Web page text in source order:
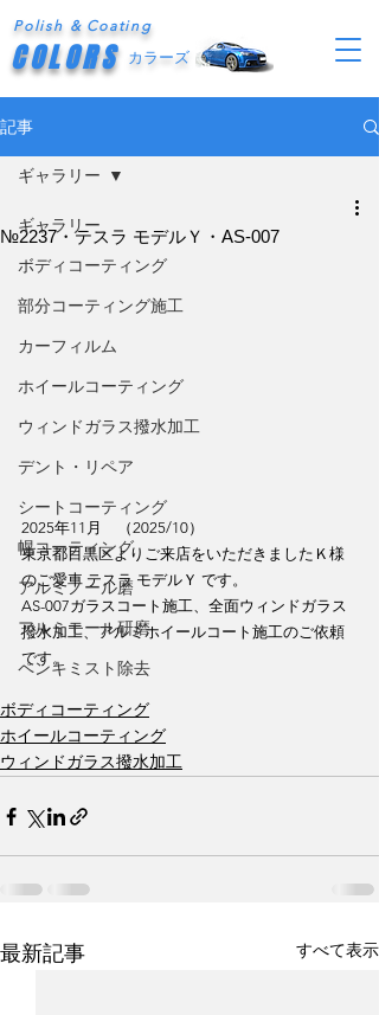
Polish & Coating
COLORS カラーズ
記事
ギャラリー
ボディコーティング
部分コーティング施工
カーフィルム
ホイールコーティング
ウィンドガラス撥水加工
デント・リペア
シートコーティング
幌コーティング
アルミノール磨
アルミモール研磨
ペンキミスト除去
ギャラリー
№2237・テスラ モデルＹ・AS-007
2025年11月　（2025/10）
東京都目黒区よりご来店をいただきましたＫ様
のご愛車 テスラ モデルＹ です。
AS-007ガラスコート施工、全面ウィンドガラス
撥水加工、アルミホイールコート施工のご依頼
です。
ボディコーティング
ホイールコーティング
ウィンドガラス撥水加工
最新記事 すべて表示